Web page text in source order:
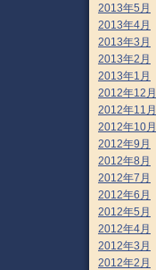
2013年5月
2013年4月
2013年3月
2013年2月
2013年1月
2012年12月
2012年11月
2012年10月
2012年9月
2012年8月
2012年7月
2012年6月
2012年5月
2012年4月
2012年3月
2012年2月